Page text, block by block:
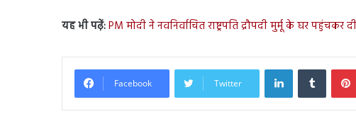
यह भी पढ़ें:PM मोदी ने नवनिर्वाचित राष्ट्रपति द्रौपदी मुर्मू के घर पहुंचकर
Facebook Twitter
LinkedInTumblr